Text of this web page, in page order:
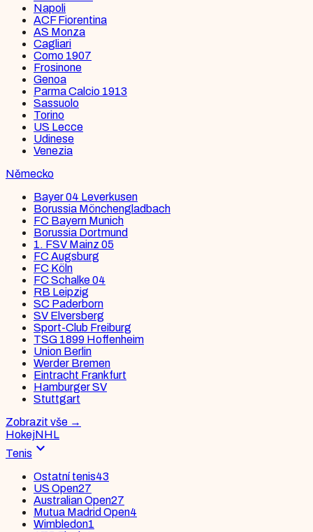
Napoli
ACF Fiorentina
AS Monza
Cagliari
Como 1907
Frosinone
Genoa
Parma Calcio 1913
Sassuolo
Torino
US Lecce
Udinese
Venezia
Německo
Bayer 04 Leverkusen
Borussia Mönchengladbach
FC Bayern Munich
Borussia Dortmund
1. FSV Mainz 05
FC Augsburg
FC Köln
FC Schalke 04
RB Leipzig
SC Paderborn
SV Elversberg
Sport-Club Freiburg
TSG 1899 Hoffenheim
Union Berlin
Werder Bremen
Eintracht Frankfurt
Hamburger SV
Stuttgart
Zobrazit vše →
HokejNHL
Tenis expand_more
Ostatní tenis43
US Open27
Australian Open27
Mutua Madrid Open4
Wimbledon1